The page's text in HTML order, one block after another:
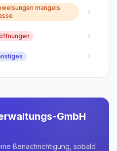
mangels
GmbH
Benachrichtigung, sobald